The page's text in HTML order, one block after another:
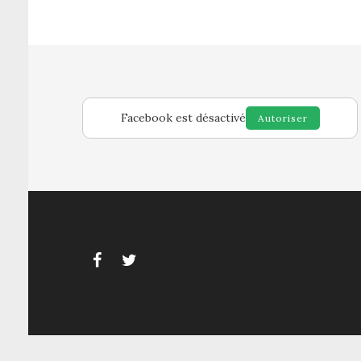
Facebook est désactivé Autoriser